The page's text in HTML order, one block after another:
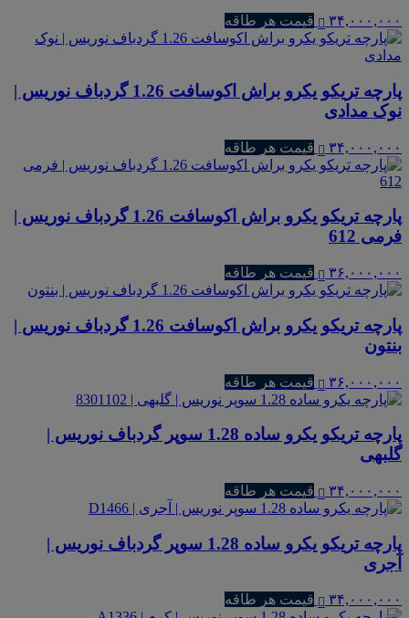
۳۴,۰۰۰,۰۰۰ قیمت هر طاقه
پارچه تریکو یکرو براش اکوسافت 1.26 گردباف نوریس |
نوک مدادی
۳۴,۰۰۰,۰۰۰ قیمت هر طاقه
پارچه تریکو یکرو براش اکوسافت 1.26 گردباف نوریس |
فرمی 612
۳۶,۰۰۰,۰۰۰ قیمت هر طاقه
پارچه تریکو یکرو براش اکوسافت 1.26 گردباف نوریس |
بنتون
۳۶,۰۰۰,۰۰۰ قیمت هر طاقه
پارچه تریکو یکرو ساده 1.28 سوپر گردباف نوریس |
گلبهی
۳۴,۰۰۰,۰۰۰ قیمت هر طاقه
پارچه تریکو یکرو ساده 1.28 سوپر گردباف نوریس |
آجری
۳۴,۰۰۰,۰۰۰ قیمت هر طاقه